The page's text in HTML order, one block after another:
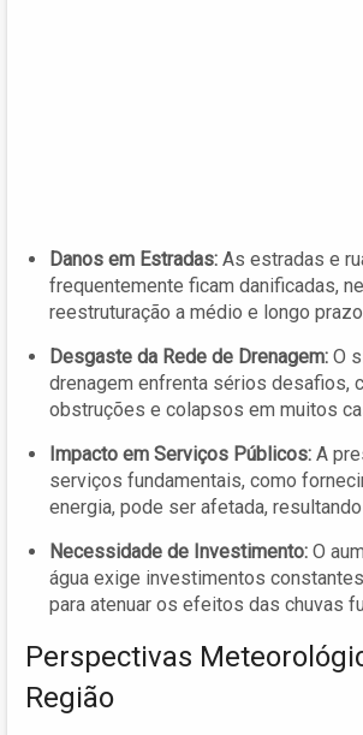
Danos em Estradas: As estradas e
frequentemente ficam danificadas,
reestruturação a médio e longo
Desgaste da Rede de Drenagem: O
drenagem enfrenta sérios desafios,
obstruções e colapsos em muitos
Impacto em Serviços Públicos: A
serviços fundamentais, como
energia, pode ser afetada,
Necessidade de Investimento: O
água exige investimentos
para atenuar os efeitos das chuvas
Perspectivas
Região